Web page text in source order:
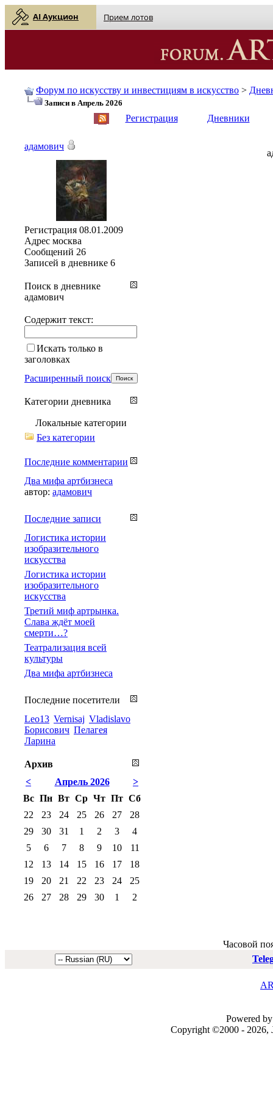
AI Аукцион Прием лотов
Форум по искусству и инвестициям в искусство >
Записи в Апрель 2026
Регистрация Дневники
адамович
Регистрация 08.01.2009
Адрес москва
Сообщений 26
Записей в дневнике 6
Поиск в дневнике
адамович
Содержит текст:
Искать только в
заголовках
Расширенный поиск
Категории дневника
Локальные категории
Без категории
Последние комментарии
Два мифа артбизнеса
автор: адамович
Последние записи
Логистика истории
изобразительного
искусства
Логистика истории
изобразительного
искусства
Третий миф артрынка.
Слава ждёт моей
смерти…?
Театрализация всей
культуры
Два мифа артбизнеса
Последние посетители
Leo13 Vernisaj Vladislavo
Борисович Пелагея
Ларина
Архив
<
>
Апрель 2026
Вс Пн Вт Ср Чт Пт Сб
22
23 24 25 26 27
28
29
30 31 1 2 3
4
5
6 7 8 9 10
11
12
13 14 15 16 17
18
19
20 21 22 23 24
25
26
27 28 29 30 1 2
Часовой
Powered
Copyright ©2000 - 2026,